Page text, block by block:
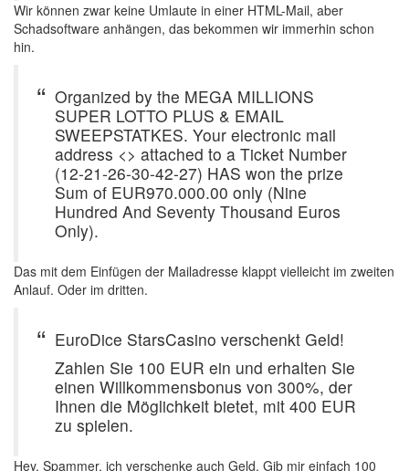
Wir können zwar keine Umlaute in einer HTML-Mail, aber
Schadsoftware anhängen, das bekommen wir immerhin schon
hin.
Organized by the MEGA MILLIONS
SUPER LOTTO PLUS & EMAIL
SWEEPSTATKES. Your electronic mail
address <> attached to a Ticket Number
(12-21-26-30-42-27) HAS won the prize
Sum of EUR970.000.00 only (Nine
Hundred And Seventy Thousand Euros
Only).
Das mit dem Einfügen der Mailadresse klappt vielleicht im zweiten
Anlauf. Oder im dritten.
EuroDice StarsCasino verschenkt Geld!
Zahlen Sie 100 EUR ein und erhalten Sie
einen Willkommensbonus von 300%, der
Ihnen die Möglichkeit bietet, mit 400 EUR
zu spielen.
Hey, Spammer, ich verschenke auch Geld. Gib mir einfach 100